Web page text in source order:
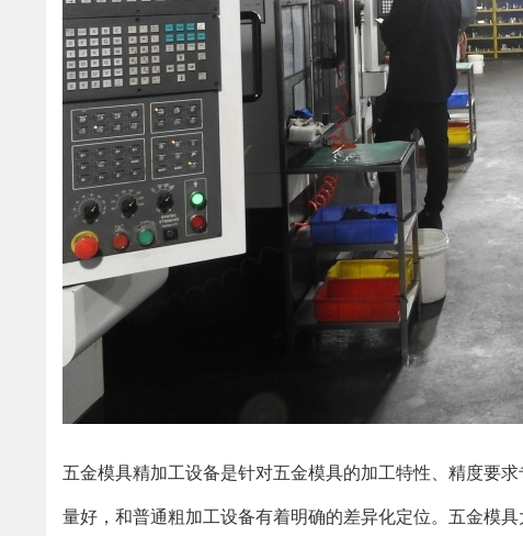
五金模具精加工设备是针对五金模具的加工特性、精度要
量好，和普通粗加工设备有着明确的差异化定位。五金模